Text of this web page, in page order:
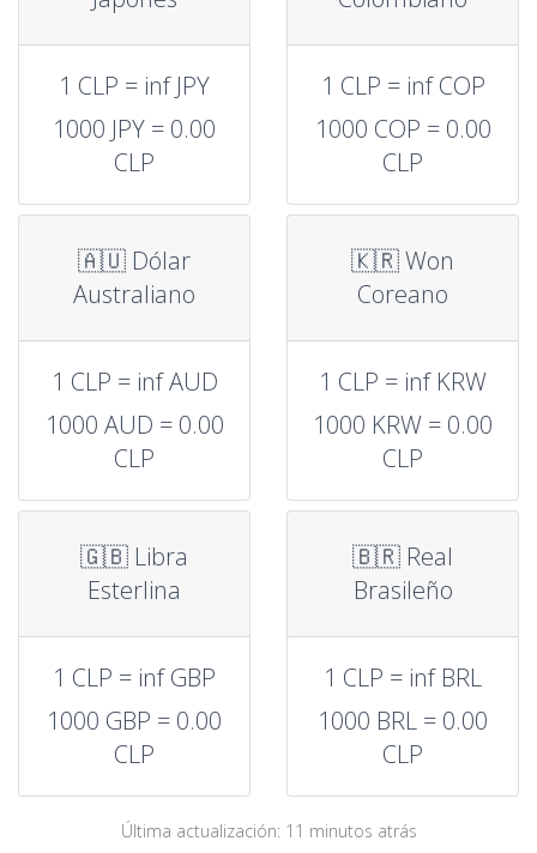
1 CLP = inf JPY
1000 JPY = 0.00
CLP
1 CLP = inf COP
1000 COP = 0.00
CLP
🇦🇺 Dólar
Australiano
1 CLP = inf AUD
1000 AUD = 0.00
CLP
🇰🇷 Won
Coreano
1 CLP = inf KRW
1000 KRW = 0.00
CLP
🇬🇧 Libra
Esterlina
1 CLP = inf GBP
1000 GBP = 0.00
CLP
🇧🇷 Real
Brasileño
1 CLP = inf BRL
1000 BRL = 0.00
CLP
Última actualización: 11 minutos atrás